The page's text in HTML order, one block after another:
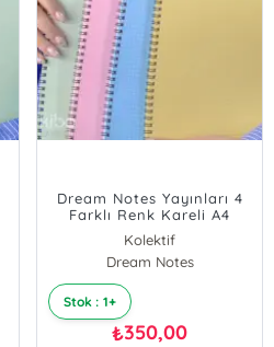
Dream Notes Yayınları 4
Farklı Renk Kareli A4
Defter Seti
Kolektif
Dream Notes
Stok : 1+
₺350,00